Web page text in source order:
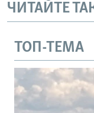
ЧИТАЙТЕ
ТОП-ТЕМА